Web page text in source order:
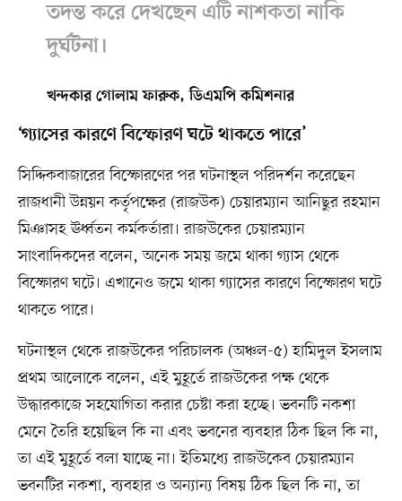
তদন্ত করে দেখছেন এটি নাশকতা নাকি
দুর্ঘটনা।
খন্দকার গোলাম ফারুক, ডিএমপি কমিশনার
‘গ্যাসের কারণে বিস্ফোরণ ঘটে থাকতে পারে’
সিদ্দিকবাজারের বিস্ফোরণের পর ঘটনাস্থল পরিদর্শন করেছেন
রাজধানী উন্নয়ন কর্তৃপক্ষের (রাজউক) চেয়ারম্যান আনিছুর রহমান
মিঞাসহ ঊর্ধ্বতন কর্মকর্তারা। রাজউকের চেয়ারম্যান
সাংবাদিকদের বলেন, অনেক সময় জমে থাকা গ্যাস থেকে
বিস্ফোরণ ঘটে। এখানেও জমে থাকা গ্যাসের কারণে বিস্ফোরণ ঘটে
থাকতে পারে।
ঘটনাস্থল থেকে রাজউকের পরিচালক (অঞ্চল-৫) হামিদুল ইসলাম
প্রথম আলোকে বলেন, এই মুহূর্তে রাজউকের পক্ষ থেকে
উদ্ধারকাজে সহযোগিতা করার চেষ্টা করা হচ্ছে। ভবনটি নকশা
মেনে তৈরি হয়েছিল কি না এবং ভবনের ব্যবহার ঠিক ছিল কি না,
তা এই মুহূর্তে বলা যাচ্ছে না। ইতিমধ্যে রাজউকেব চেয়ারম্যান
ভবনটির নকশা, ব্যবহার ও অন্যান্য বিষয় ঠিক ছিল কি না, তা